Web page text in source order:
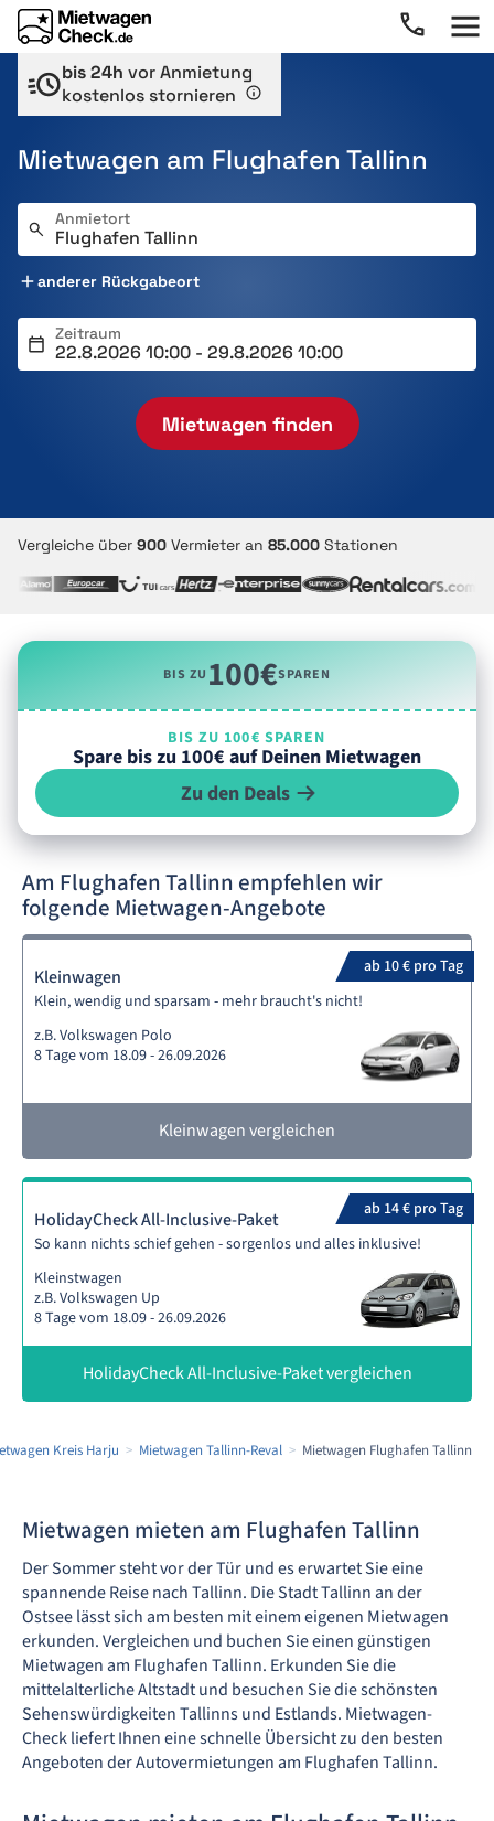
bis 24h vor Anmietung
kostenlos stornieren
Mietwagen am Flughafen Tallinn
Anmietort
anderer Rückgabeort
Zeitraum
Mietwagen finden
Vergleiche über 900 Vermieter an 85.000 Stationen
BIS ZU100€SPAREN
BIS ZU 100€ SPAREN
Spare bis zu 100€ auf Deinen Mietwagen
Zu den Deals
Am Flughafen Tallinn empfehlen wir
folgende Mietwagen-Angebote
ab 10 € pro Tag
Kleinwagen
Klein, wendig und sparsam - mehr braucht's nicht!
z.B. Volkswagen Polo
8 Tage vom 18.09 - 26.09.2026
Kleinwagen vergleichen
ab 14 € pro Tag
HolidayCheck All-Inclusive-Paket
So kann nichts schief gehen - sorgenlos und alles inklusive!
Kleinstwagen
z.B. Volkswagen Up
8 Tage vom 18.09 - 26.09.2026
HolidayCheck All-Inclusive-Paket vergleichen
Kreis Harju Mietwagen Tallinn-Reval Mietwagen Flughafen Tallinn
Mietwagen mieten am Flughafen Tallinn
Der Sommer steht vor der Tür und es erwartet Sie eine
spannende Reise nach Tallinn. Die Stadt Tallinn an der
Ostsee lässt sich am besten mit einem eigenen Mietwagen
erkunden. Vergleichen und buchen Sie einen günstigen
Mietwagen am Flughafen Tallinn. Erkunden Sie die
mittelalterliche Altstadt und besuchen Sie die schönsten
Sehenswürdigkeiten Tallinns und Estlands. Mietwagen-
Check liefert Ihnen eine schnelle Übersicht zu den besten
Angeboten der Autovermietungen am Flughafen Tallinn.